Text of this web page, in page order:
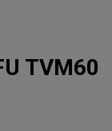
TVM60